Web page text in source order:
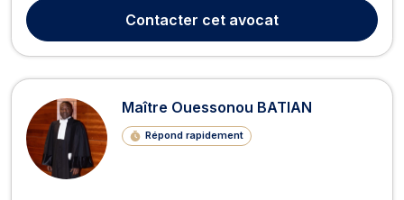
Paris. Avocat généraliste par essence, avec la curiosité et le
soin d'être à l'écoute de tout problème j...
Contacter cet avocat
Maître Ouessonou BATIAN
Répond rapidement